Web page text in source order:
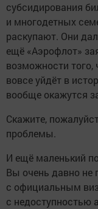
субсидирования
и многодетных
раскупают. Они
ещё «Аэрофлот»
возможности
вовсе уйдёт в
вообще окажутся
Скажите,
проблемы.
И ещё маленький
Вы очень давно не
с официальным
с недоступностью